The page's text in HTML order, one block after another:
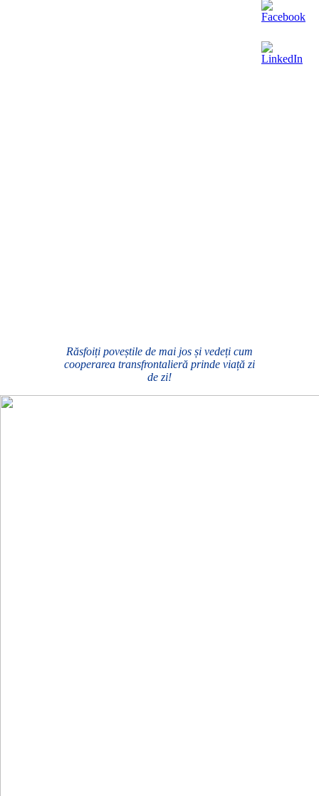
Răsfoiți poveștile de mai jos și vedeți cum
cooperarea transfrontalieră prinde viață zi
de zi!